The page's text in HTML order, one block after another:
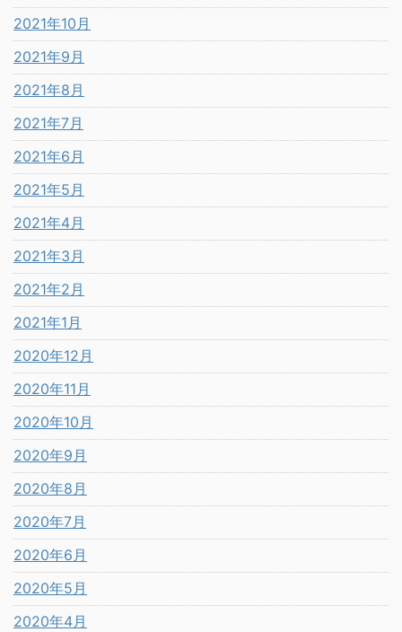
2021年10月
2021年9月
2021年8月
2021年7月
2021年6月
2021年5月
2021年4月
2021年3月
2021年2月
2021年1月
2020年12月
2020年11月
2020年10月
2020年9月
2020年8月
2020年7月
2020年6月
2020年5月
2020年4月